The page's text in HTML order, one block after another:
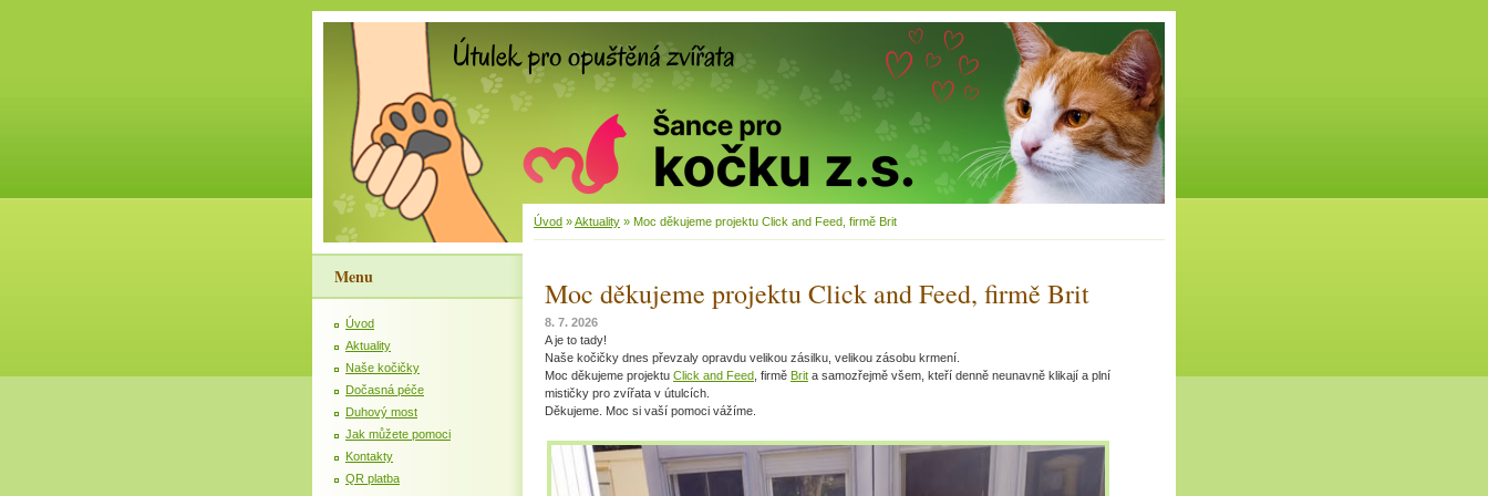
Úvod »Aktuality » Moc děkujeme projektu Click and Feed, firmě Brit
Moc děkujeme projektu Click and Feed, firmě Brit
8. 7. 2026
A je to tady!
Naše kočičky dnes převzaly opravdu velikou zásilku, velikou zásobu krmení.
Moc děkujeme projektu Click and Feed , firmě Brit a samozřejmě všem, kteří denně neunavně klikají a plní
mističky pro zvířata v útulcích.
Děkujeme. Moc si vaší pomoci vážíme.
Menu
Úvod
Aktuality
Naše kočičky
Dočasná péče
Duhový most
Jak můžete pomoci
Kontakty
QR platba